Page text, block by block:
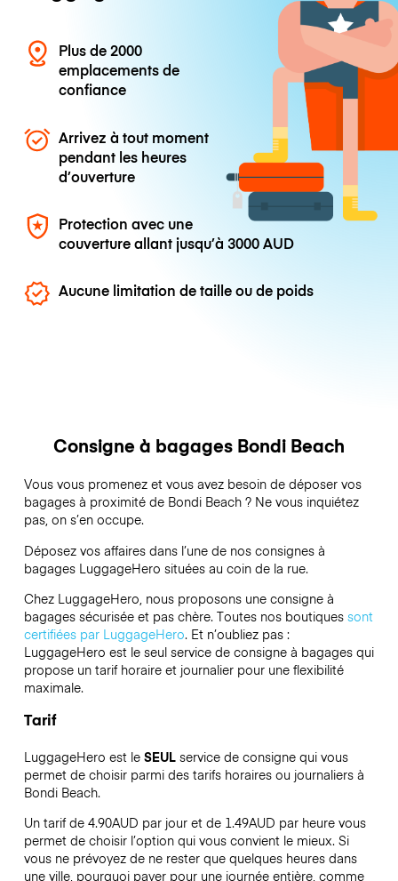
Plus de 2000
emplacements de
confiance
Arrivez à tout moment
pendant les heures
d’ouverture
Protection avec une
couverture allant jusqu’à3000 AUD
Aucune limitation de taille ou de poids
Consigne à bagages Bondi Beach
Vous vous promenez et vous avez besoin de déposer vos
bagages à proximité de Bondi Beach ? Ne vous inquiétez
pas, on s’en occupe.
Déposez vos affaires dans l’une de nos consignes à
bagages LuggageHero situées au coin de la rue.
Chez LuggageHero, nous proposons une consigne à
bagages sécurisée et pas chère. Toutes nos boutiques sont
certifiées par LuggageHero. Et n’oubliez pas :
LuggageHero est le seul service de consigne à bagages qui
propose un tarif horaire et journalier pour une flexibilité
maximale.
Tarif
LuggageHero est le SEULservice de consigne qui vous
permet de choisir parmi des tarifs horaires ou journaliers à
Bondi Beach.
Un tarif de 4.90AUD par jour et de 1.49AUD par heure vous
permet de choisir l’option qui vous convient le mieux. Si
vous ne prévoyez de ne rester que quelques heures dans
une ville, pourquoi payer pour une journée entière, comme